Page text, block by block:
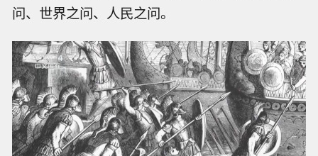
问、世界之问、人民之问。